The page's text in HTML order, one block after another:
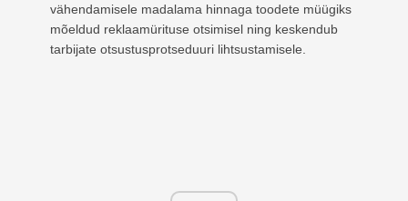
vähendamisele madalama hinnaga toodete müügiks
mõeldud reklaamürituse otsimisel ning keskendub
tarbijate otsustusprotseduuri lihtsustamisele.